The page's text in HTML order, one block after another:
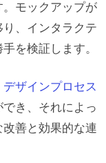
モックアップが
り、インタラクテ
を検証します。
デザインプロセス
き、それによっ
善と効果的な連